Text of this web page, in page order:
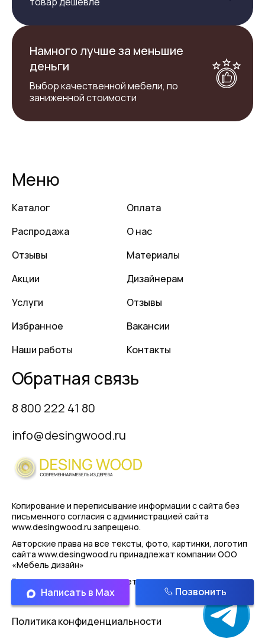
Намного лучше за меньшие
деньги
Выбор качественной мебели, по
заниженной стоимости
Меню
Каталог
Распродажа
Отзывы
Акции
Услуги
Избранное
Наши работы
Оплата
О нас
Материалы
Дизайнерам
Отзывы
Вакансии
Контакты
Обратная связь
8 800 222 41 80
info@desingwood.ru
Копирование и переписывание информации с сайта без
письменного согласия с администрацией сайта
www.desingwood.ru запрещено.
Авторские права на все тексты, фото, картинки, логотип
сайта www.desingwood.ru принадлежат компании ООО
«Мебель дизайн»
Реальные изделия могут иметь отличая от картинок
представленным на сайте!
Политика конфиденциальности
Написать в Max Позвонить